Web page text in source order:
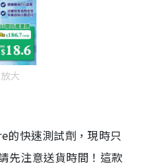
大
快速測試劑，現時只
先注意送貨時間！這款